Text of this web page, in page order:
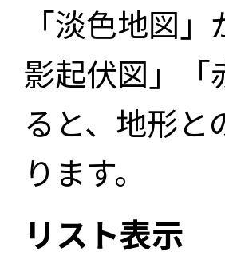
「淡色地図
影起伏図」「
ると、地形
ります。
リスト表示